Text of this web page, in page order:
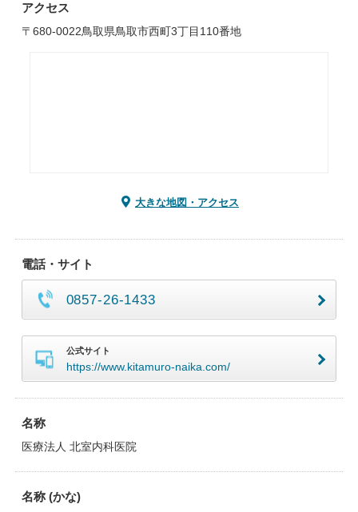
アクセス
〒680-0022鳥取県鳥取市西町3丁目110番地
大きな地図・アクセス
電話・サイト
0857-26-1433
公式サイト
https://www.kitamuro-naika.com/
名称
医療法人 北室内科医院
名称 (かな)